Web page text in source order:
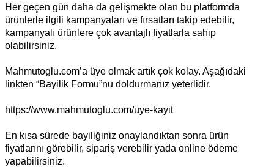
Her geçen gün daha da gelişmekte olan bu platformda
ürünlerle ilgili kampanyaları ve fırsatları takip edebilir,
kampanyalı ürünlere çok avantajlı fiyatlarla sahip
olabilirsiniz.
Mahmutoglu.com’a üye olmak artık çok kolay. Aşağıdaki
linkten “Bayilik Formu”nu doldurmanız yeterlidir.
https://www.mahmutoglu.com/uye-kayit
En kısa sürede bayiliğiniz onaylandıktan sonra ürün
fiyatlarını görebilir, sipariş verebilir yada online ödeme
yapabilirsiniz.